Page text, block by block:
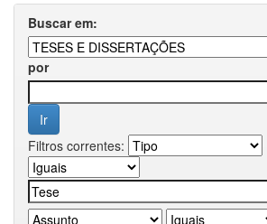
Buscar em:
por
Filtros correntes: